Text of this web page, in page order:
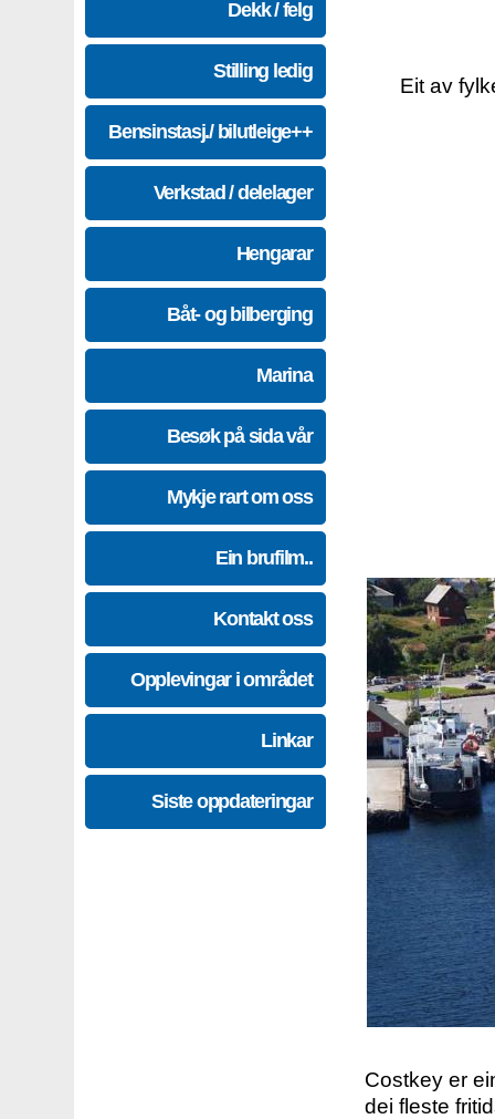
Dekk / felg
Stilling ledig
Bensinstasj./ bilutleige++
Verkstad / delelager
Hengarar
Båt- og bilberging
Marina
Besøk på sida vår
Mykje rart om oss
Ein brufilm..
Kontakt oss
Opplevingar i området
Linkar
Siste oppdateringar
Eit av
Costkey er
dei fleste